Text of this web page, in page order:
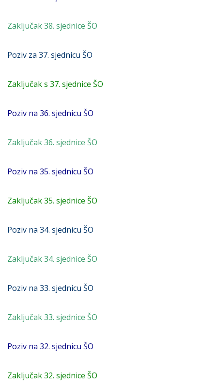
Zaključak 38. sjednice ŠO
Poziv za 37. sjednicu ŠO
Zaključak s 37. sjednice ŠO
Poziv na 36. sjednicu ŠO
Zaključak 36. sjednice ŠO
Poziv na 35. sjednicu ŠO
Zaključak 35. sjednice ŠO
Poziv na 34. sjednicu ŠO
Zaključak 34. sjednice ŠO
Poziv na 33. sjednicu ŠO
Zaključak 33. sjednice ŠO
Poziv na 32. sjednicu ŠO
Zaključak 32. sjednice ŠO